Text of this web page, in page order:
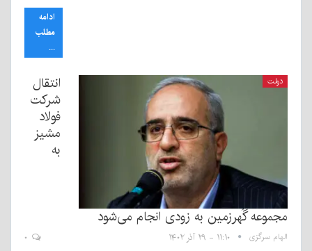
ادامه
مطلب
...
دولت
انتقال
شرکت
فولاد
مشیز
به
مجموعه گُهرزمین به زودی انجام می‌شود
الهام سرگزی ۱۱:۱۰ - ۲۹ آذر ۱۴۰۲